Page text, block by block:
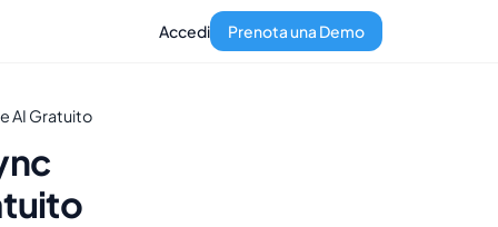
Accedi Prenota una Demo
AI Gratuito